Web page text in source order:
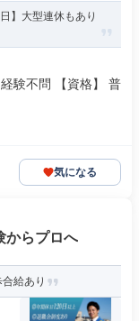
】大型連休もあり
験不問 【資格】 普
気になる
からプロへ
給あり